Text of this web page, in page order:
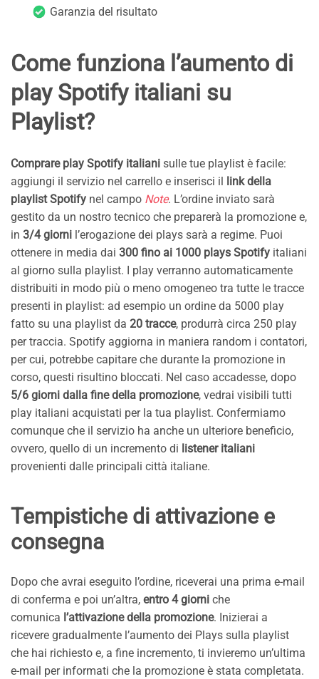
Garanzia del risultato
Come funziona l’aumento di
play Spotify italiani su
Playlist?
Comprare play Spotify italiani sulle tue playlist è facile:
aggiungi il servizio nel carrello e inserisci il link della
playlist Spotify nel campo Note. L’ordine inviato sarà
gestito da un nostro tecnico che preparerà la promozione e,
in 3/4 giorni l’erogazione dei plays sarà a regime. Puoi
ottenere in media dai 300 fino ai 1000 plays Spotify italiani
al giorno sulla playlist. I play verranno automaticamente
distribuiti in modo più o meno omogeneo tra tutte le tracce
presenti in playlist: ad esempio un ordine da 5000 play
fatto su una playlist da 20 tracce, produrrà circa 250 play
per traccia. Spotify aggiorna in maniera random i contatori,
per cui, potrebbe capitare che durante la promozione in
corso, questi risultino bloccati. Nel caso accadesse, dopo
5/6 giorni dalla fine della promozione, vedrai visibili tutti
play italiani acquistati per la tua playlist. Confermiamo
comunque che il servizio ha anche un ulteriore beneficio,
ovvero, quello di un incremento di listener italiani
provenienti dalle principali città italiane.
Tempistiche di attivazione e
consegna
Dopo che avrai eseguito l’ordine, riceverai una prima e-mail
di conferma e poi un’altra, entro 4 giorni che
comunica l’attivazione della promozione. Inizierai a
ricevere gradualmente l’aumento dei Plays sulla playlist
che hai richiesto e, a fine incremento, ti invieremo un’ultima
e-mail per informati che la promozione è stata completata.